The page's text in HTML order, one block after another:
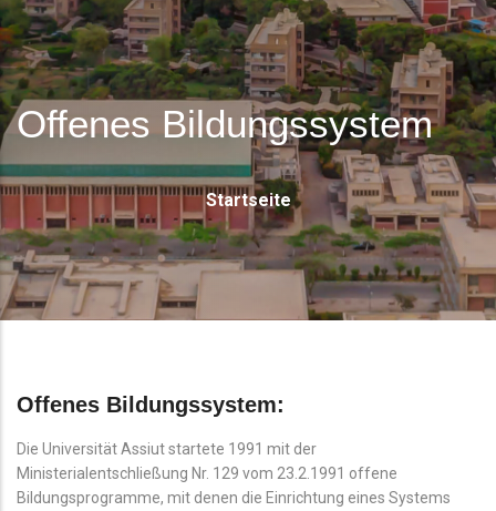
Offenes Bildungssystem
Startseite
Offenes Bildungssystem:
Die Universität Assiut startete 1991 mit der
Ministerialentschließung Nr. 129 vom 23.2.1991 offene
Bildungsprogramme, mit denen die Einrichtung eines Systems